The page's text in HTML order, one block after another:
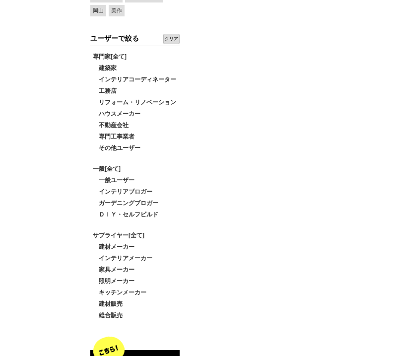
岡山 美作
ユーザーで絞る クリア
専門家[全て]
建築家
インテリアコーディネーター
工務店
リフォーム・リノベーション
ハウスメーカー
不動産会社
専門工事業者
その他ユーザー
一般[全て]
一般ユーザー
インテリアブロガー
ガーデニングブロガー
ＤＩＹ・セルフビルド
サプライヤー[全て]
建材メーカー
インテリアメーカー
家具メーカー
照明メーカー
キッチンメーカー
建材販売
総合販売